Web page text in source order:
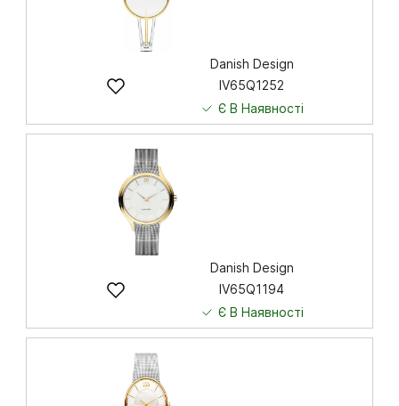
Danish Design
IV65Q1252
Є В Наявності
Danish Design
IV65Q1194
Є В Наявності